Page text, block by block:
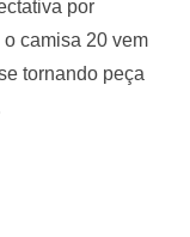
por
camisa 20 vem
tornando peça